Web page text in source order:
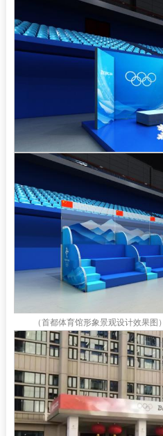
（首都体育馆形象景观设计效果图）